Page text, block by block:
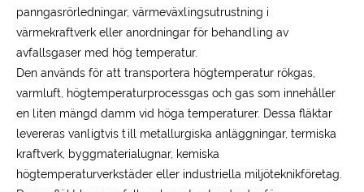
panngasrörledningar, värmeväxlingsutrustning i
värmekraftverk eller anordningar för behandling av
avfallsgaser med hög temperatur.
Den används för att transportera högtemperatur rökgas,
varmluft, högtemperaturprocessgas och gas som innehåller
en liten mängd damm vid höga temperaturer. Dessa fläktar
levereras vanligtvis till metallurgiska anläggningar, termiska
kraftverk, byggmaterialugnar, kemiska
högtemperaturverkstäder eller industriella miljöteknikföretag.